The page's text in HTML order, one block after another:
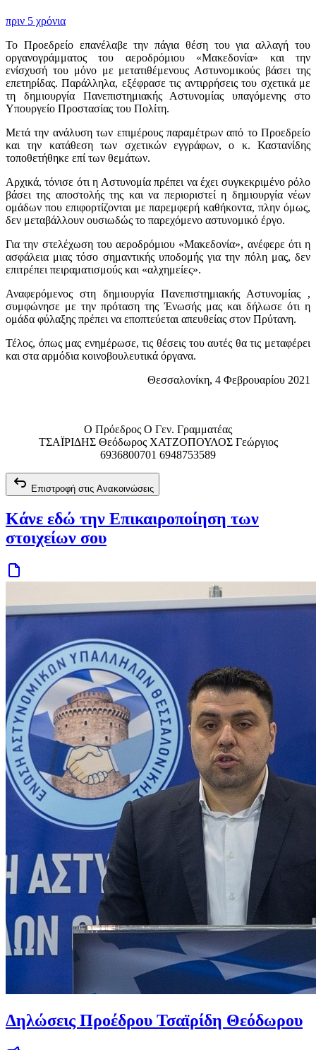
πριν 5 χρόνια
Το Προεδρείο επανέλαβε την πάγια θέση του για αλλαγή του
οργανογράμματος του αεροδρόμιου «Μακεδονία» και την
ενίσχυσή του μόνο με μετατιθέμενους Αστυνομικούς βάσει της
επετηρίδας. Παράλληλα, εξέφρασε τις αντιρρήσεις του σχετικά με
τη δημιουργία Πανεπιστημιακής Αστυνομίας υπαγόμενης στο
Υπουργείο Προστασίας του Πολίτη.
Μετά την ανάλυση των επιμέρους παραμέτρων από το Προεδρείο
και την κατάθεση των σχετικών εγγράφων, ο κ. Καστανίδης
τοποθετήθηκε επί των θεμάτων.
Αρχικά, τόνισε ότι η Αστυνομία πρέπει να έχει συγκεκριμένο ρόλο
βάσει της αποστολής της και να περιοριστεί η δημιουργία νέων
ομάδων που επιφορτίζονται με παρεμφερή καθήκοντα, πλην όμως,
δεν μεταβάλλουν ουσιωδώς το παρεχόμενο αστυνομικό έργο.
Για την στελέχωση του αεροδρόμιου «Μακεδονία», ανέφερε ότι η
ασφάλεια μιας τόσο σημαντικής υποδομής για την πόλη μας, δεν
επιτρέπει πειραματισμούς και «αλχημείες».
Αναφερόμενος στη δημιουργία Πανεπιστημιακής Αστυνομίας ,
συμφώνησε με την πρόταση της Ένωσής μας και δήλωσε ότι η
ομάδα φύλαξης πρέπει να εποπτεύεται απευθείας στον Πρύτανη.
Τέλος, όπως μας ενημέρωσε, τις θέσεις του αυτές θα τις μεταφέρει
και στα αρμόδια κοινοβουλευτικά όργανα.
Θεσσαλονίκη, 4 Φεβρουαρίου 2021
Ο Πρόεδρος Ο Γεν. Γραμματέας
ΤΣΑΪΡΙΔΗΣ Θεόδωρος ΧΑΤΖΟΠΟΥΛΟΣ Γεώργιος
6936800701 6948753589
Επιστροφή στις Ανακοινώσεις
Κάνε εδώ την Επικαιροποίηση των
στοιχείων σου
Δηλώσεις Προέδρου Τσαϊρίδη Θεόδωρου